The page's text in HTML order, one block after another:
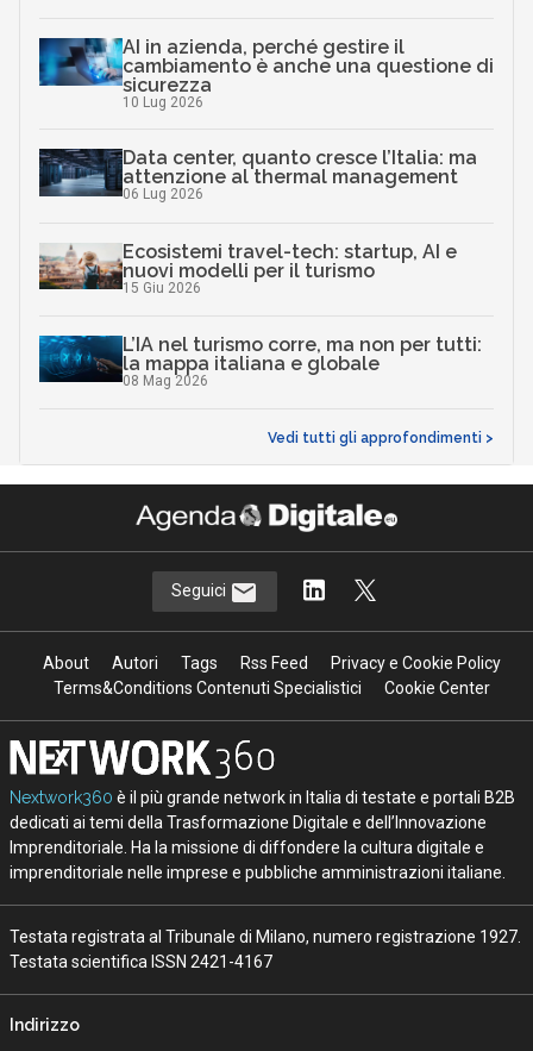
AI in azienda, perché gestire il
cambiamento è anche una questione di
sicurezza
10 Lug 2026
Data center, quanto cresce l’Italia: ma
attenzione al thermal management
06 Lug 2026
Ecosistemi travel-tech: startup, AI e
nuovi modelli per il turismo
15 Giu 2026
L’IA nel turismo corre, ma non per tutti:
la mappa italiana e globale
08 Mag 2026
Vedi tutti gli approfondimenti >
Seguici
About Autori Tags Rss Feed
Privacy e Cookie Policy
Terms&Conditions Contenuti Specialistici
Cookie Center
Nextwork360 è il più grande network in Italia di testate e portali B2B
dedicati ai temi della Trasformazione Digitale e dell’Innovazione
Imprenditoriale. Ha la missione di diffondere la cultura digitale e
imprenditoriale nelle imprese e pubbliche amministrazioni italiane.
Testata registrata al Tribunale di Milano, numero registrazione 1927.
Testata scientifica ISSN 2421-4167
Indirizzo